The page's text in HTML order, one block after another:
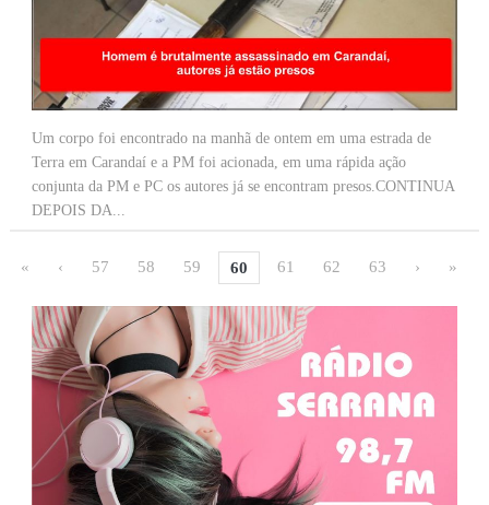
Um corpo foi encontrado na manhã de ontem em uma estrada de
Terra em Carandaí e a PM foi acionada, em uma rápida ação
conjunta da PM e PC os autores já se encontram presos.CONTINUA
DEPOIS DA...
« ‹ 57 58 59 60 61 62 63 › »